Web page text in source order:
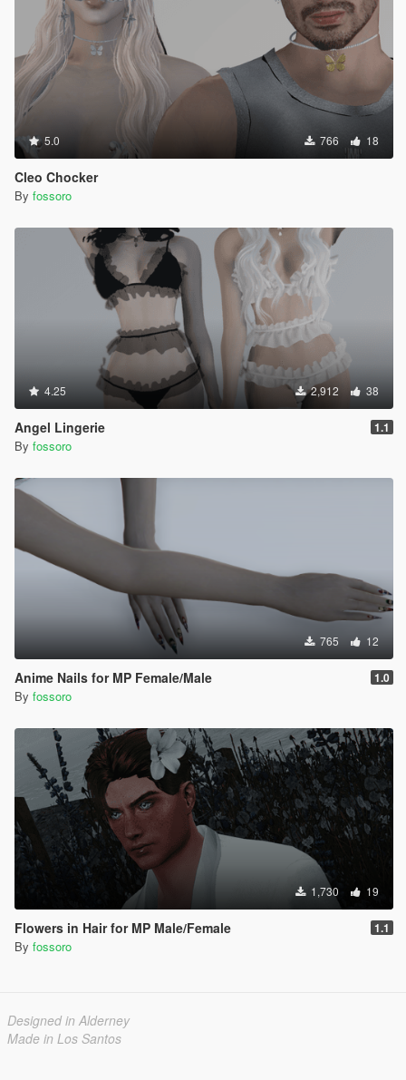
5.0 766 18
Cleo Chocker
By fossoro
4.25 2,912 38
Angel Lingerie 1.1
By fossoro
765 12
Anime Nails for MP Female/Male 1.0
By fossoro
1,730 19
Flowers in Hair for MP Male/Female 1.1
By fossoro
Designed in Alderney
Made in Los Santos